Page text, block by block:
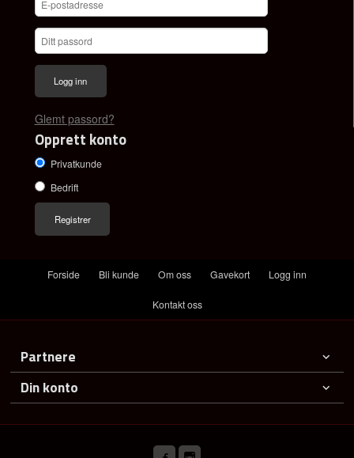
Glemt passord?
Opprett konto
Privatkunde
Bedrift
Forside Bli kunde Om oss Gavekort Logg inn
Kontakt oss
Partnere
Din konto